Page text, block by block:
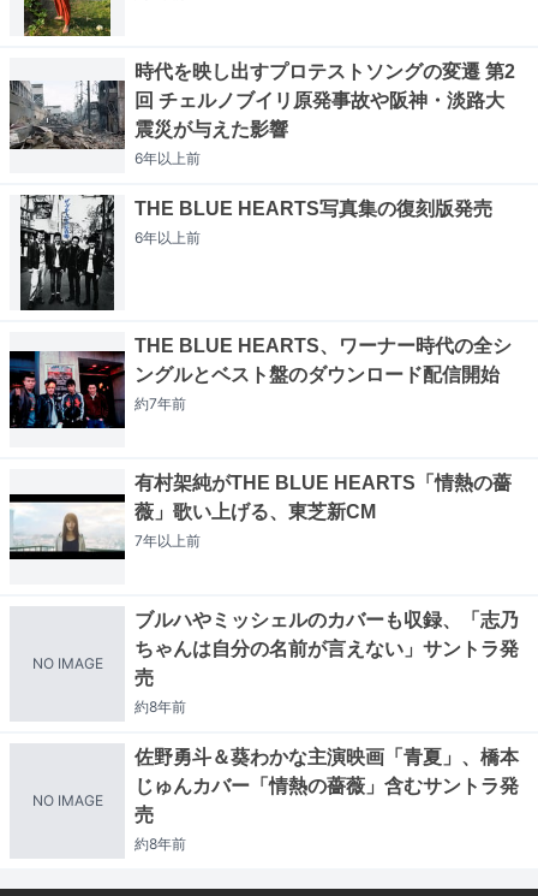
時代を映し出すプロテストソングの変遷 第2
回 チェルノブイリ原発事故や阪神・淡路大
震災が与えた影響
6年以上前
THE BLUE HEARTS写真集の復刻版発売
6年以上前
THE BLUE HEARTS、ワーナー時代の全シ
ングルとベスト盤のダウンロード配信開始
約7年前
有村架純がTHE BLUE HEARTS「情熱の薔
薇」歌い上げる、東芝新CM
7年以上前
NO IMAGE
ブルハやミッシェルのカバーも収録、「志乃
ちゃんは自分の名前が言えない」サントラ発
売
約8年前
NO IMAGE
佐野勇斗＆葵わかな主演映画「青夏」、橋本
じゅんカバー「情熱の薔薇」含むサントラ発
売
約8年前